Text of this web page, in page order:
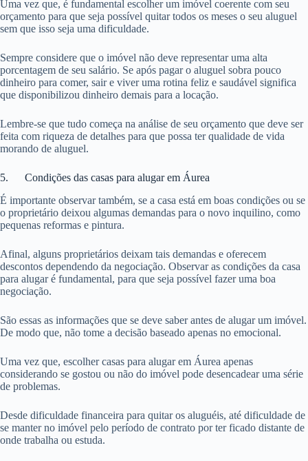
Uma vez que, é fundamental escolher um imóvel coerente com seu
orçamento para que seja possível quitar todos os meses o seu aluguel
sem que isso seja uma dificuldade.
Sempre considere que o imóvel não deve representar uma alta
porcentagem de seu salário. Se após pagar o aluguel sobra pouco
dinheiro para comer, sair e viver uma rotina feliz e saudável significa
que disponibilizou dinheiro demais para a locação.
Lembre-se que tudo começa na análise de seu orçamento que deve ser
feita com riqueza de detalhes para que possa ter qualidade de vida
morando de aluguel.
5. Condições das casas para alugar em Áurea
É importante observar também, se a casa está em boas condições ou se
o proprietário deixou algumas demandas para o novo inquilino, como
pequenas reformas e pintura.
Afinal, alguns proprietários deixam tais demandas e oferecem
descontos dependendo da negociação. Observar as condições da casa
para alugar é fundamental, para que seja possível fazer uma boa
negociação.
São essas as informações que se deve saber antes de alugar um imóvel.
De modo que, não tome a decisão baseado apenas no emocional.
Uma vez que, escolher casas para alugar em Áurea apenas
considerando se gostou ou não do imóvel pode desencadear uma série
de problemas.
Desde dificuldade financeira para quitar os aluguéis, até dificuldade de
se manter no imóvel pelo período de contrato por ter ficado distante de
onde trabalha ou estuda.